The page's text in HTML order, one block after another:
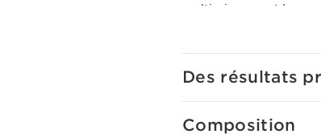
multi-niveaux et
Il est également
l'équilibre du
Il aide à affiner le
de la peau* et
Des résultats
Composition